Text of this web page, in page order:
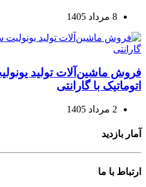
8 مرداد 1405
فروش ماشین‌آلات تولید
اتوماتیک با گارانتی
2 مرداد 1405
آمار بازدید
ارتباط با ما